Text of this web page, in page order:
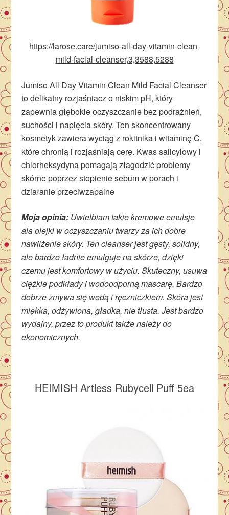
https://larose.care/jumiso-all-day-vitamin-clean-
mild-facial-cleanser,3,3588,5288
Jumiso All Day Vitamin Clean Mild Facial Cleanser
to delikatny rozjaśniacz o niskim pH, który
zapewnia głębokie oczyszczanie bez podrażnień,
suchości i napięcia skóry. Ten skoncentrowany
kosmetyk zawiera wyciąg z rokitnika i witaminę C,
które chronią i rozjaśniają cerę. Kwas salicylowy i
chlorheksydyna pomagają złagodzić problemy
skórne poprzez stopienie sebum w porach i
działanie przeciwzapalne
Moja opinia: Uwielbiam takie kremowe emulsje
ala olejki w oczyszczaniu twarzy za ich dobre
nawilżenie skóry. Ten cleanser jest gęsty, solidny,
ale bardzo ładnie emulguje na skórze, dzięki
czemu jest komfortowy w użyciu. Skuteczny, usuwa
ciężkie podkłady i wodoodporną mascarę. Bardzo
dobrze zmywa się wodą i ręczniczkiem. Skóra jest
miękka, odżywiona, gładka, nie tłusta. Jest bardzo
wydajny, przez to produkt także należy do
ekonomicznych.
HEIMISH Artless Rubycell Puff 5ea